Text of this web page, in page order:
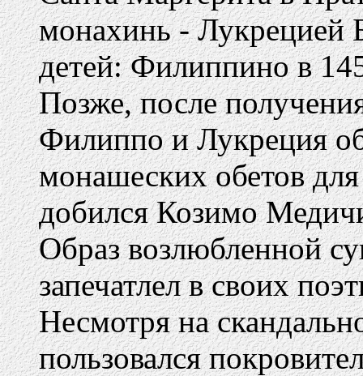
монахинь - Лукрецией
детей: Филиппино в
Позже, после
Филиппо и Лукреция
монашеских обетов
добился Козимо
Образ возлюбленной
запечатлел в своих
Несмотря на
пользовался